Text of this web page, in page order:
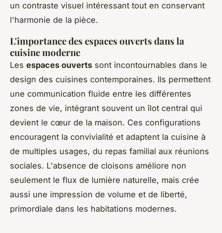
un contraste visuel intéressant tout en conservant
l'harmonie de la pièce.
L'importance des espaces ouverts dans la
cuisine moderne
Les espaces ouverts sont incontournables dans le
design des cuisines contemporaines. Ils permettent
une communication fluide entre les différentes
zones de vie, intégrant souvent un îlot central qui
devient le cœur de la maison. Ces configurations
encouragent la convivialité et adaptent la cuisine à
de multiples usages, du repas familial aux réunions
sociales. L'absence de cloisons améliore non
seulement le flux de lumière naturelle, mais crée
aussi une impression de volume et de liberté,
primordiale dans les habitations modernes.